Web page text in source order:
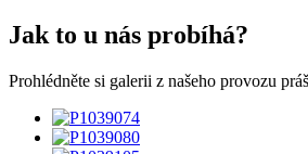
Jak to u nás probíhá?
Prohlédněte si galerii z našeho provozu